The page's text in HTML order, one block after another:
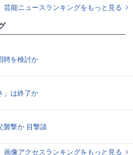
芸能ニュースランキングをもっと見る
聘を検討か
」は終了か
襲撃か 目撃談
画像アクセスランキングをもっと見る